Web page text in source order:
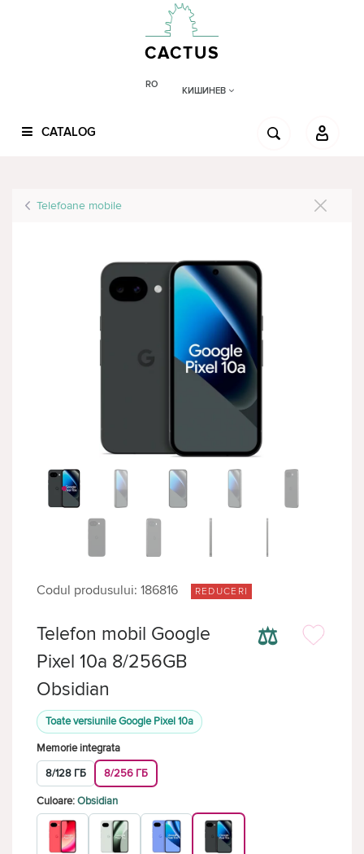
CACTUS
RO
КИШИНЕВ
CATALOG
Telefoane mobile
Codul produsului: 186816 REDUCERI
⚖
Telefon mobil Google
Pixel 10a 8/256GB
Obsidian
Toate versiunile Google Pixel 10a
Memorie integrata
8/128 ГБ
8/256 ГБ
Culoare:Obsidian